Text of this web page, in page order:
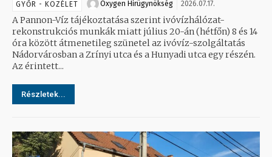
GYŐR - KÖZÉLET Oxygen Hirügynökség 2026.07.17.
A Pannon-Víz tájékoztatása szerint ivóvízhálózat-
rekonstrukciós munkák miatt július 20-án (hétfőn) 8 és 14
óra között átmenetileg szünetel az ivóvíz-szolgáltatás
Nádorvárosban a Zrínyi utca és a Hunyadi utca egy részén.
Az érintett...
Részletek...